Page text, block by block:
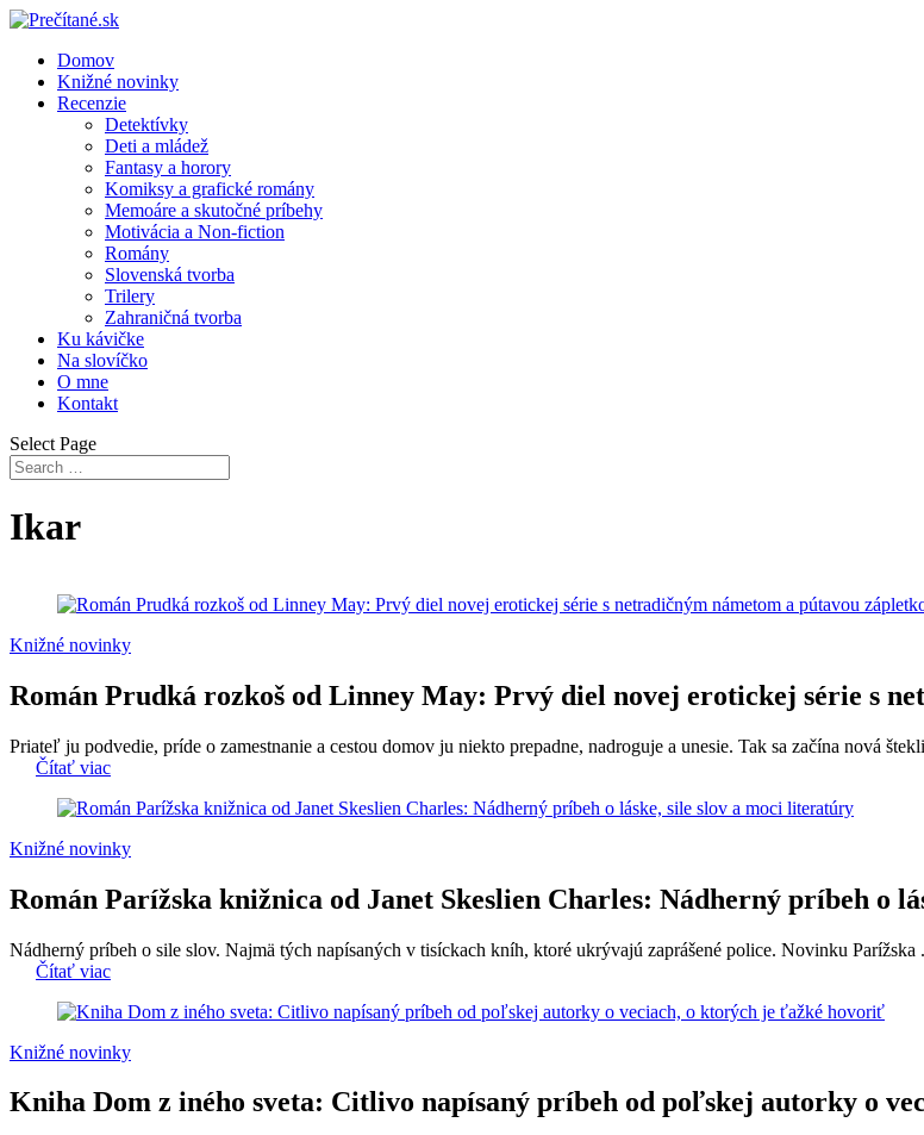
Domov
Knižné novinky
Recenzie
Detektívky
Deti a mládež
Fantasy a horory
Komiksy a grafické romány
Memoáre a skutočné príbehy
Motivácia a Non-fiction
Romány
Slovenská tvorba
Trilery
Zahraničná tvorba
Ku kávičke
Na slovíčko
O mne
Kontakt
Select Page
Ikar
Knižné novinky
Román Prudká rozkoš od Linney May: Prvý diel novej erotickej série s
Priateľ ju podvedie, príde o zamestnanie a cestou domov ju niekto prepadne, nadroguje a unesie. Tak sa začína nová
Čítať viac
Knižné novinky
Román Parížska knižnica od Janet Skeslien Charles: Nádherný príbeh o
Nádherný príbeh o sile slov. Najmä tých napísaných v tisíckach kníh, ktoré ukrývajú zaprášené police. Novinku Parížska
Čítať viac
Knižné novinky
Kniha Dom z iného sveta: Citlivo napísaný príbeh od poľskej autorky o